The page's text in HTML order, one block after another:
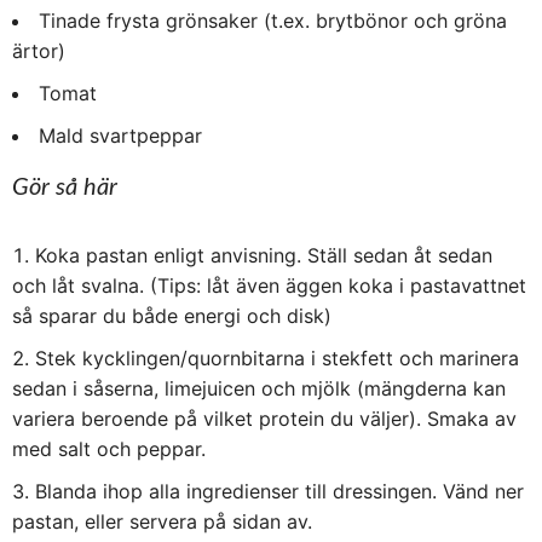
Tinade frysta grönsaker (t.ex. brytbönor och gröna
ärtor)
Tomat
Mald svartpeppar
Gör så här
Koka pastan enligt anvisning. Ställ sedan åt sedan
och låt svalna. (Tips: låt även äggen koka i pastavattnet
så sparar du både energi och disk)
Stek kycklingen/quornbitarna i stekfett och marinera
sedan i såserna, limejuicen och mjölk (mängderna kan
variera beroende på vilket protein du väljer). Smaka av
med salt och peppar.
Blanda ihop alla ingredienser till dressingen. Vänd ner
pastan, eller servera på sidan av.